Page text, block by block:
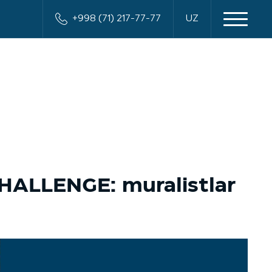
+998 (71) 217-77-77 UZ
muralistlar